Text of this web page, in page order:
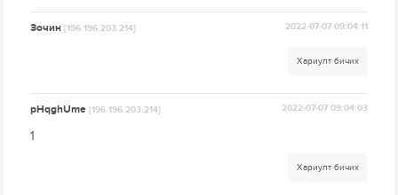
Зочин[196.196.203.214] 2022-07-07 09:04:11
Хариулт бичих
pHqghUme[196.196.203.214] 2022-07-07 09:04:03
1
Хариулт бичих